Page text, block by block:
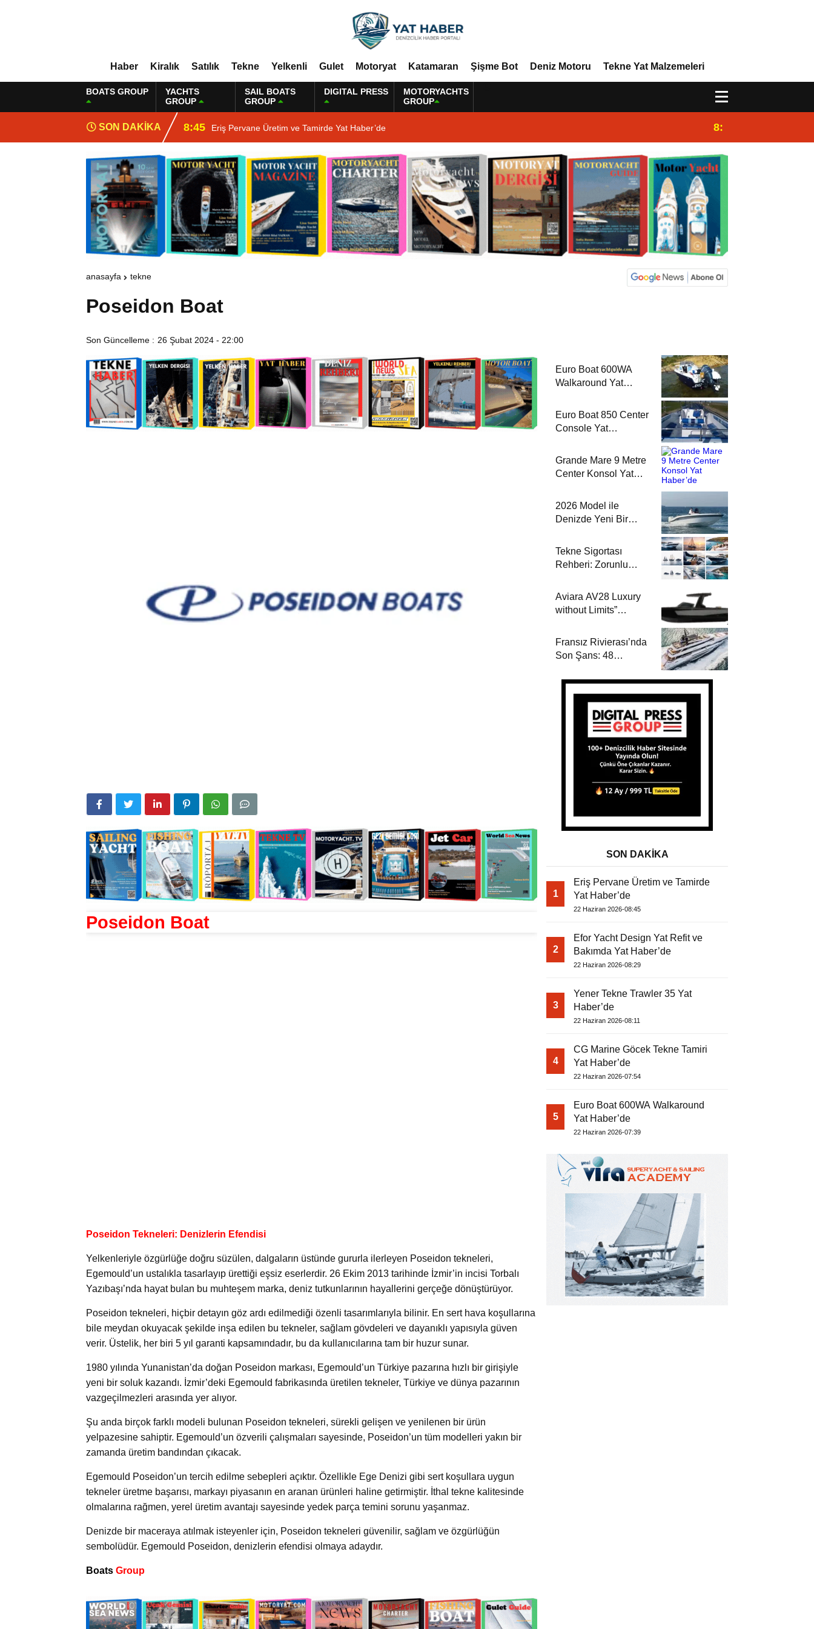
Haber Kiralık Satılık Tekne Yelkenli Gulet Motoryat Katamaran Şişme Bot Deniz Motoru Tekne Yat Malzemeleri
BOATS GROUP
YACHTS
GROUP
SAIL BOATS
GROUP
DIGITAL PRESS
MOTORYACHTS
GROUP
SON DAKİKA 8:45 Eriş Pervane Üretim ve Tamirde Yat Haber’de 8:29
anasayfa tekne
Poseidon Boat
Son Güncelleme : 26 Şubat 2024 - 22:00
Poseidon Boat
Poseidon Tekneleri: Denizlerin Efendisi
Yelkenleriyle özgürlüğe doğru süzülen, dalgaların üstünde gururla ilerleyen Poseidon tekneleri,
Egemould’un ustalıkla tasarlayıp ürettiği eşsiz eserlerdir. 26 Ekim 2013 tarihinde İzmir’in incisi Torbalı
Yazıbaşı’nda hayat bulan bu muhteşem marka, deniz tutkunlarının hayallerini gerçeğe dönüştürüyor.
Poseidon tekneleri, hiçbir detayın göz ardı edilmediği özenli tasarımlarıyla bilinir. En sert hava koşullarına
bile meydan okuyacak şekilde inşa edilen bu tekneler, sağlam gövdeleri ve dayanıklı yapısıyla güven
verir. Üstelik, her biri 5 yıl garanti kapsamındadır, bu da kullanıcılarına tam bir huzur sunar.
1980 yılında Yunanistan’da doğan Poseidon markası, Egemould’un Türkiye pazarına hızlı bir girişiyle
yeni bir soluk kazandı. İzmir’deki Egemould fabrikasında üretilen tekneler, Türkiye ve dünya pazarının
vazgeçilmezleri arasında yer alıyor.
Şu anda birçok farklı modeli bulunan Poseidon tekneleri, sürekli gelişen ve yenilenen bir ürün
yelpazesine sahiptir. Egemould’un özverili çalışmaları sayesinde, Poseidon’un tüm modelleri yakın bir
zamanda üretim bandından çıkacak.
Egemould Poseidon’un tercih edilme sebepleri açıktır. Özellikle Ege Denizi gibi sert koşullara uygun
tekneler üretme başarısı, markayı piyasanın en aranan ürünleri haline getirmiştir. İthal tekne kalitesinde
olmalarına rağmen, yerel üretim avantajı sayesinde yedek parça temini sorunu yaşanmaz.
Denizde bir maceraya atılmak isteyenler için, Poseidon tekneleri güvenilir, sağlam ve özgürlüğün
sembolüdür. Egemould Poseidon, denizlerin efendisi olmaya adaydır.
Boats Group
Euro Boat 600WA
Walkaround Yat
Euro Boat 850 Center
Console Yat
Grande Mare 9 Metre
Center Konsol Yat
2026 Model ile
Denizde Yeni Bir
Tekne Sigortası
Rehberi: Zorunlu
ve Güvenli Seyir
Aviara AV28 Luxury
without Limits”
Yeni Bir Dönem
Fransız Rivierası’nda
Son Şans: 48
Mükemmel Bir Yat
Tatili
SON DAKİKA
1
Eriş Pervane Üretim ve Tamirde
Yat Haber’de
22 Haziran 2026-08:45
2
Efor Yacht Design Yat Refit ve
Bakımda Yat Haber’de
22 Haziran 2026-08:29
3
Yener Tekne Trawler 35 Yat
Haber’de
22 Haziran 2026-08:11
4
CG Marine Göcek Tekne Tamiri
Yat Haber’de
22 Haziran 2026-07:54
5
Euro Boat 600WA Walkaround
Yat Haber’de
22 Haziran 2026-07:39